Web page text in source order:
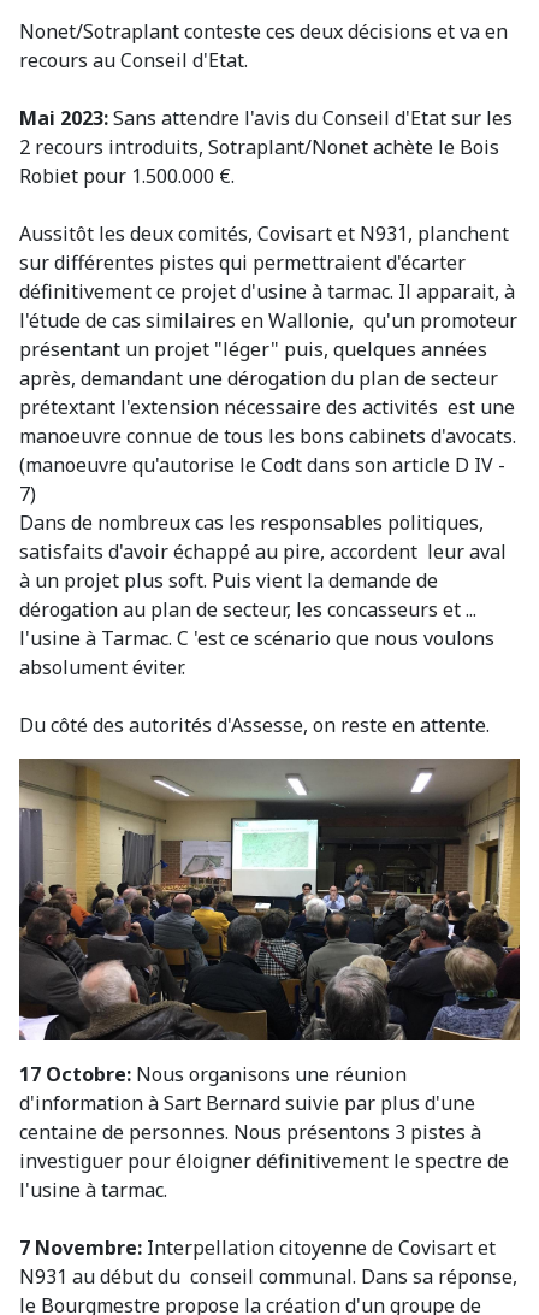
Nonet/Sotraplant conteste ces deux décisions et va en
recours au Conseil d'Etat.
Mai 2023:Sans attendre l'avis du Conseil d'Etat sur les
2 recours introduits, Sotraplant/Nonet achète le Bois
Robiet pour 1.500.000 €.
Aussitôt les deux comités, Covisart et N931, planchent
sur différentes pistes qui permettraient d'écarter
définitivement ce projet d'usine à tarmac. Il apparait, à
l'étude de cas similaires en Wallonie, qu'un promoteur
présentant un projet "léger" puis, quelques années
après, demandant une dérogation du plan de secteur
prétextant l'extension nécessaire des activités est une
manoeuvre connue de tous les bons cabinets d'avocats.
(manoeuvre qu'autorise le Codt dans son article D IV -
7)
Dans de nombreux cas les responsables politiques,
satisfaits d'avoir échappé au pire, accordent leur aval
à un projet plus soft. Puis vient la demande de
dérogation au plan de secteur, les concasseurs et ...
l'usine à Tarmac. C 'est ce scénario que nous voulons
absolument éviter.
Du côté des autorités d'Assesse, on reste en attente.
17 Octobre: Nous organisons une réunion
d'information à Sart Bernard suivie par plus d'une
centaine de personnes. Nous présentons 3 pistes à
investiguer pour éloigner définitivement le spectre de
l'usine à tarmac.
7 Novembre: Interpellation citoyenne de Covisart et
N931 au début du conseil communal. Dans sa réponse,
le Bourgmestre propose la création d'un groupe de